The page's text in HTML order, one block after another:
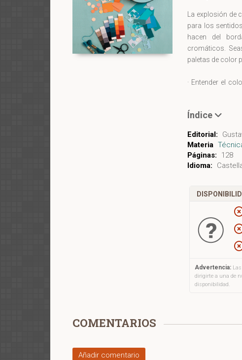
La explosión
para los
hacen del
cromáticos.
paletas de color
· Entender el
· Crear tus
de tus
·Proyectos:
Índice
Editorial:
Materia
Páginas:
128
Idioma:
Advertencia:
dirigirte a una de
disponibilidad.
COMENTARIOS
Añadir comentario